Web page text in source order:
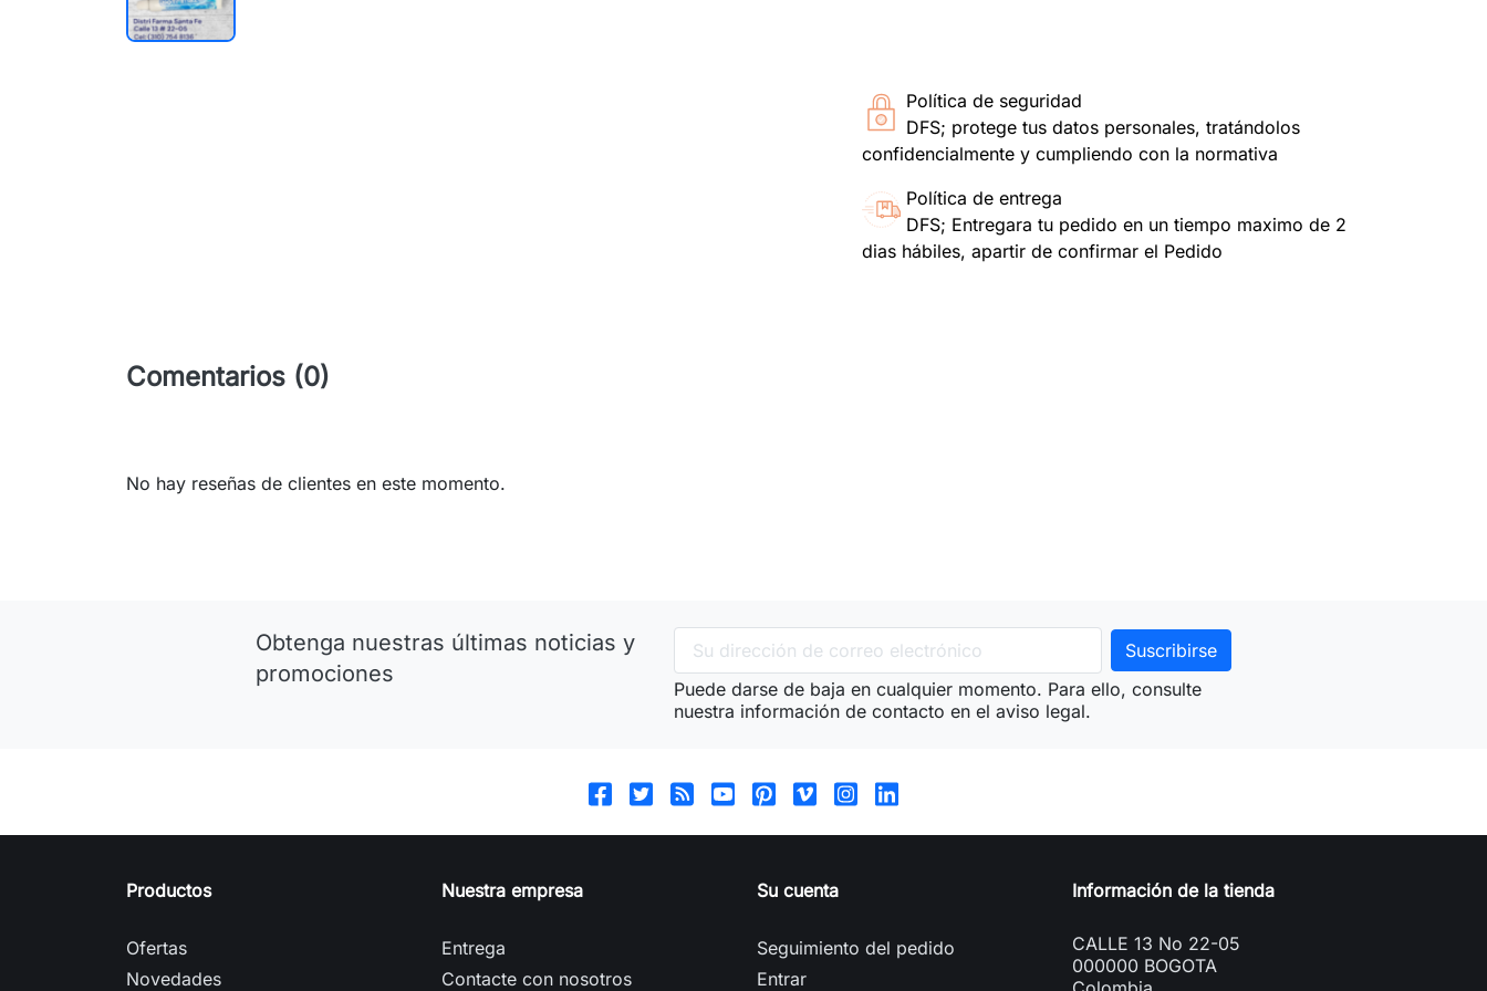
Política de seguridad
DFS; protege tus datos personales, tratándolos
confidencialmente y cumpliendo con la normativa
Política de entrega
DFS; Entregara tu pedido en un tiempo maximo de 2
dias hábiles, apartir de confirmar el Pedido
Comentarios (0)
No hay reseñas de clientes en este momento.
Obtenga nuestras últimas noticias y
promociones
Puede darse de baja en cualquier momento. Para ello, consulte
nuestra información de contacto en el aviso legal.
Productos
Ofertas
Novedades
Nuestra empresa
Entrega
Contacte con nosotros
Su cuenta
Seguimiento del pedido
Entrar
Información de la tienda
CALLE 13 No 22-05
000000 BOGOTA